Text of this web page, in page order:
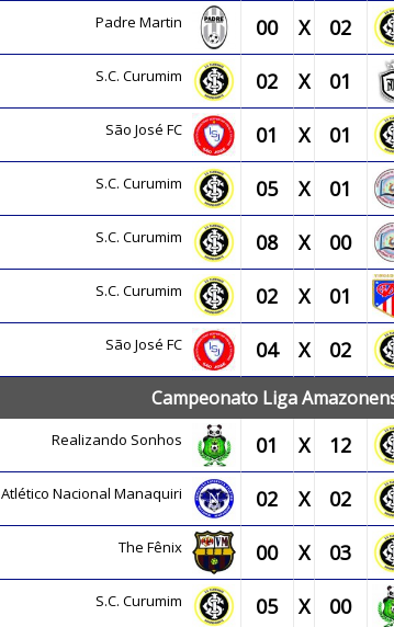
Padre Martin 00 X 02
S.C. Curumim 02 X 01
São José FC 01 X 01
S.C. Curumim 05 X 01
S.C. Curumim 08 X 00
S.C. Curumim 02 X 01
São José FC 04 X 02
Campeonato Liga
Realizando Sonhos 01 X 12
Atlético Nacional Manaquiri 02 X 02
The Fênix 00 X 03
S.C. Curumim 05 X 00